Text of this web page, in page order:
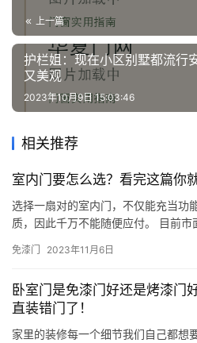
上一篇
护栏姐：现在小区别墅都流行
又美观
2023年10月9日 15:03:46
相关推荐
室内门要怎么选？看完这篇你
选择一扇对的室内门，不仅能充当功
质，因此千万不能随便应付。 目前
点，大家在定制时，可详细咨询门店
是一扇门的第一使命，建议大家可优
门型，…
免漆门 2023年11月6日
卧室门是免漆门好还是烤漆门
直装错门了！
家里的装修每一个细节我们自己都想